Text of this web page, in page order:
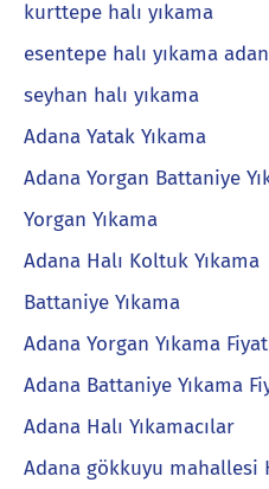
kurttepe halı yıkama
esentepe halı yıkama
seyhan halı yıkama
Adana Yatak Yıkama
Adana Yorgan Battaniye
Yorgan Yıkama
Adana Halı Koltuk Yıkama
Battaniye Yıkama
Adana Yorgan Yıkama
Adana Battaniye Yıkama
Adana Halı Yıkamacılar
Adana gökkuyu mahallesi